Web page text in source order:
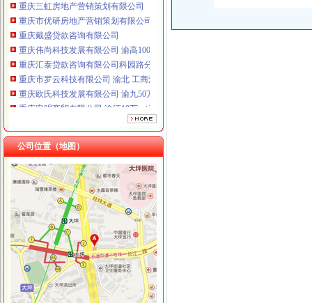
重庆市优研房地产营销策划有限公司
重庆戴盛贷款咨询有限公司
重庆伟尚科技发展有限公司 渝高100万 （工商注册）
重庆汇泰贷款咨询有限公司科园路分公司 渝高 （工商注册）
重庆市罗云科技有限公司 渝北 工商注册
重庆欧氏科技发展有限公司 渝九50万 （进出口权）
重庆安赐商贸有限公司 渝江10万 （工商注册）
上海蓝天房屋装饰工程有限公司重庆分公司 渝北 （工商注册）
公司位置（地图）
空港新城
【许昌空港新城（二期）二手房|空港新城（二期）二手房买卖】-许昌
空港新城房价网,2018空港新城房价走势图,南宁萧山空港新城二手房
空港新城1号线路_空港新城1号线公交车路线_咸空港新城1号线路_
空港新城房价网,2018空港新城房价走势图,南通渝北空港新城二手房
空港新城房价网,2018空港新城房价走势图,厦门渝北空港新城二手房
松树桥办执照